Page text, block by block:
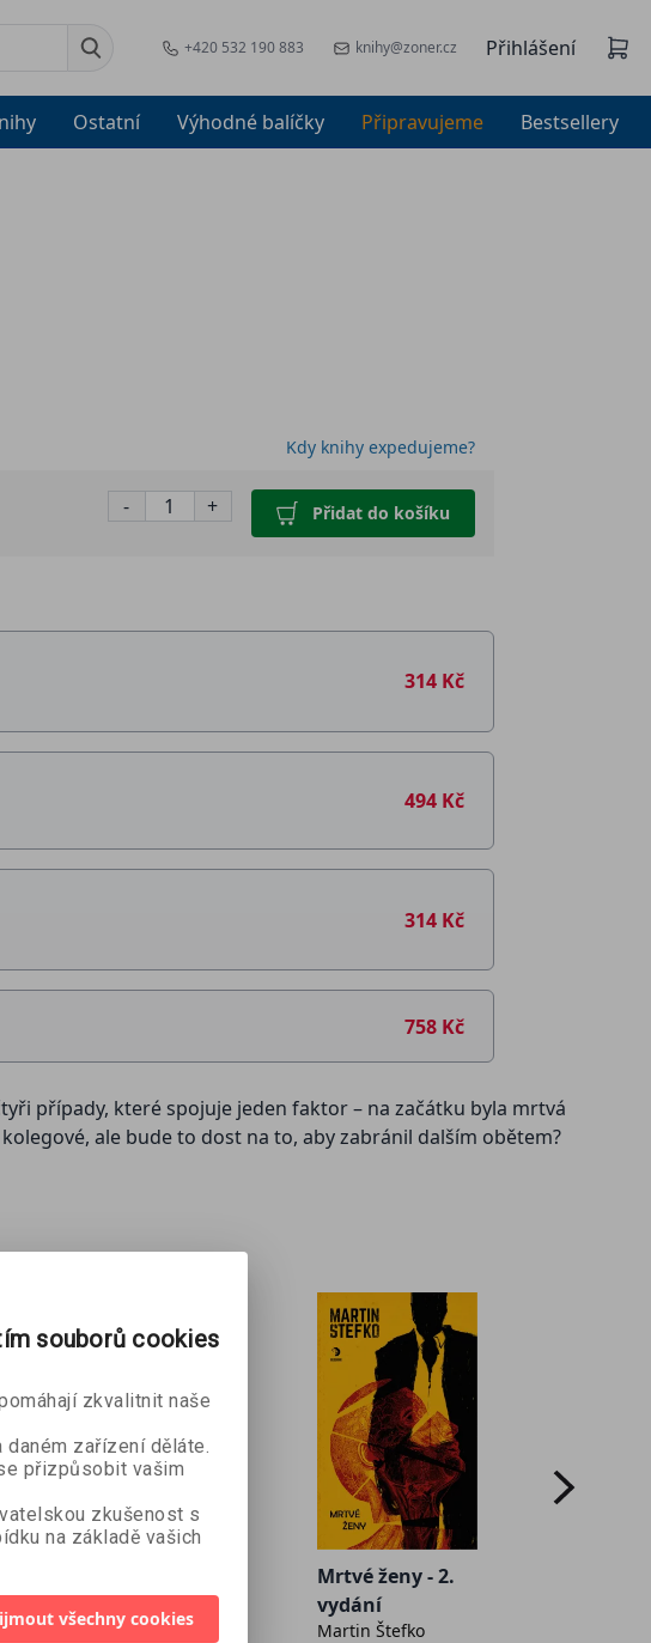
+420 532 190 883 knihy@zoner.cz Přihlášení
Ostatní Výhodné balíčky Připravujeme Bestsellery
Kdy knihy expedujeme?
- + Přidat do košíku
314 Kč
494 Kč
314 Kč
758 Kč
případy, které spojuje jeden faktor – na začátku byla mrtvá
ale bude to dost na to, aby zabránil dalším obětem?
Mrtvé ženy - 2.
vydání
Martin Štefko
souborů cookies
zkvalitnit naše
zařízení děláte.
přizpůsobit vašim
zkušenost s
na základě vašich
všechny cookies